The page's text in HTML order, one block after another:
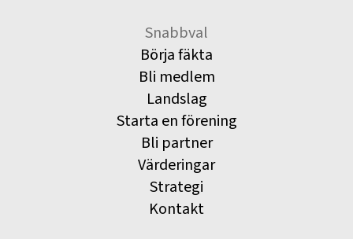
Snabbval
Börja fäkta
Bli medlem
Landslag
Starta en förening
Bli partner
Värderingar
Strategi
Kontakt